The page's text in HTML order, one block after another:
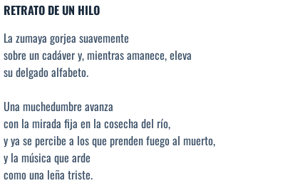
RETRATO DE UN HILO
La zumaya gorjea suavemente
sobre un cadáver y, mientras amanece, eleva
su delgado alfabeto.
Una muchedumbre avanza
con la mirada fija en la cosecha del río,
y ya se percibe a los que prenden fuego al muerto,
y la música que arde
como una leña triste.